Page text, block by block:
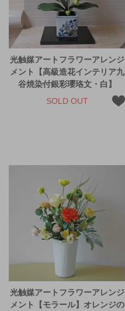
光触媒アートフラワーアレンジ
メント【高級造花インテリア九
谷焼染付銀彩瓔珞文・白】
SOLD OUT
光触媒アートフラワーアレンジ
メント【モラール】オレンジの